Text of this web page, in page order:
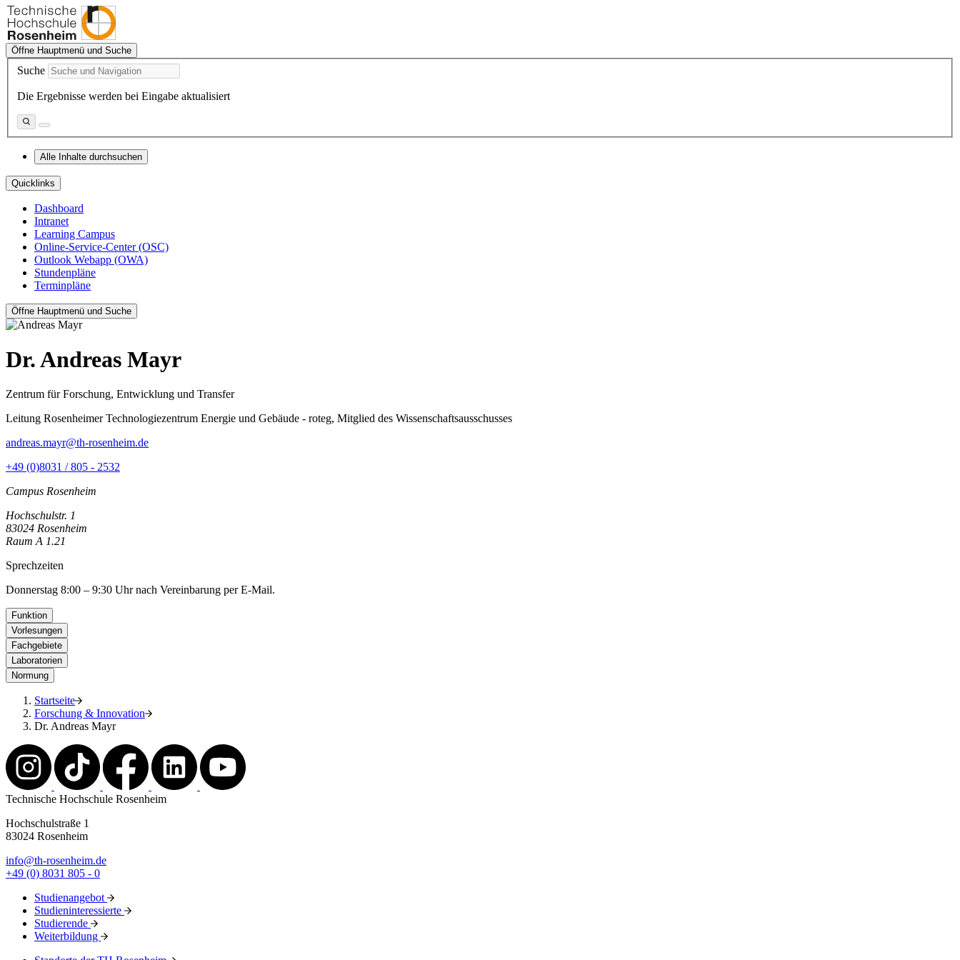
Öffne Hauptmenü und Suche
Suche
Die Ergebnisse werden bei Eingabe aktualisiert
Alle Inhalte durchsuchen
Quicklinks
Dashboard
Intranet
Learning Campus
Online-Service-Center (OSC)
Outlook Webapp (OWA)
Stundenpläne
Terminpläne
Öffne Hauptmenü und Suche
Dr. Andreas Mayr
Zentrum für Forschung, Entwicklung und Transfer
Leitung Rosenheimer Technologiezentrum Energie und Gebäude - roteg, Mitglied des Wissenschaftsausschusses
andreas.mayr@th-rosenheim.de
+49 (0)8031 / 805 - 2532
Campus Rosenheim
Hochschulstr. 1
83024 Rosenheim
Raum A 1.21
Sprechzeiten
Donnerstag 8:00 – 9:30 Uhr nach Vereinbarung per E-Mail.
Funktion
Vorlesungen
Fachgebiete
Laboratorien
Normung
Startseite
Forschung & Innovation
Dr. Andreas Mayr
Technische Hochschule Rosenheim
Hochschulstraße 1
83024 Rosenheim
info@th-rosenheim.de
+49 (0) 8031 805 - 0
Studienangebot
Studieninteressierte
Studierende
Weiterbildung